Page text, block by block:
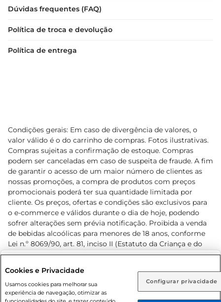
Rio de Janeiro (RJ) Goiás (GO)
Ou
Dúvidas frequentes (FAQ)
Política de troca e devolução
Política de entrega
Condições gerais: Em caso de divergência de valores, o
valor válido é o do carrinho de compras. Fotos ilustrativas.
Compras sujeitas a confirmação de estoque. Compras
podem ser canceladas em caso de suspeita de fraude. A fim
de garantir o acesso de um maior número de clientes as
nossas promoções, a compra de produtos com preços
promocionais poderá ter sua quantidade limitada por
cliente. Os preços, ofertas e condições são exclusivos para
o e-commerce e válidos durante o dia de hoje, podendo
sofrer alterações sem prévia notificação. Proibida a venda
de bebidas alcoólicas para menores de 18 anos, conforme
Lei n.º 8069/90, art. 81, inciso II (Estatuto da Criança e do
Adolescente). Preços e condições exclusivos para o
prévio. O valor mínimo para as compras on-line é de R$
80,00.
Cookies e Privacidade
Usamos cookies para melhorar sua
experiência de navegação, otimizar as
Configurar privacidade